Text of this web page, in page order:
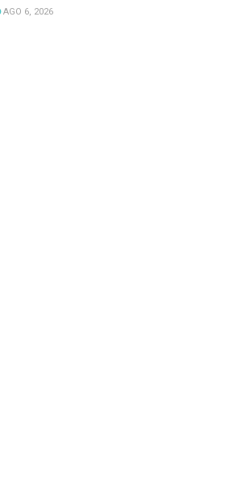
AGO 6, 2026